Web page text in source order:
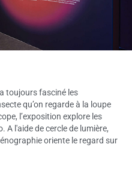
toujours fasciné les
qu’on regarde à la loupe
l’exposition explore les
A l'aide de cercle de lumière,
oriente le regard sur